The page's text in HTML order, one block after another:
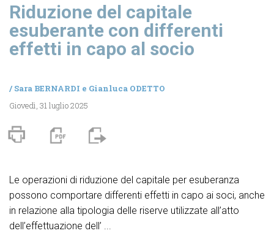
Riduzione del capitale
esuberante con differenti
effetti in capo al socio
/Sara BERNARDI e Gianluca ODETTO
Giovedì, 31 luglio 2025
Le operazioni di riduzione del capitale per esuberanza
possono comportare differenti effetti in capo ai soci, anche
in relazione alla tipologia delle riserve utilizzate all’atto
dell’effettuazione dell’ ...